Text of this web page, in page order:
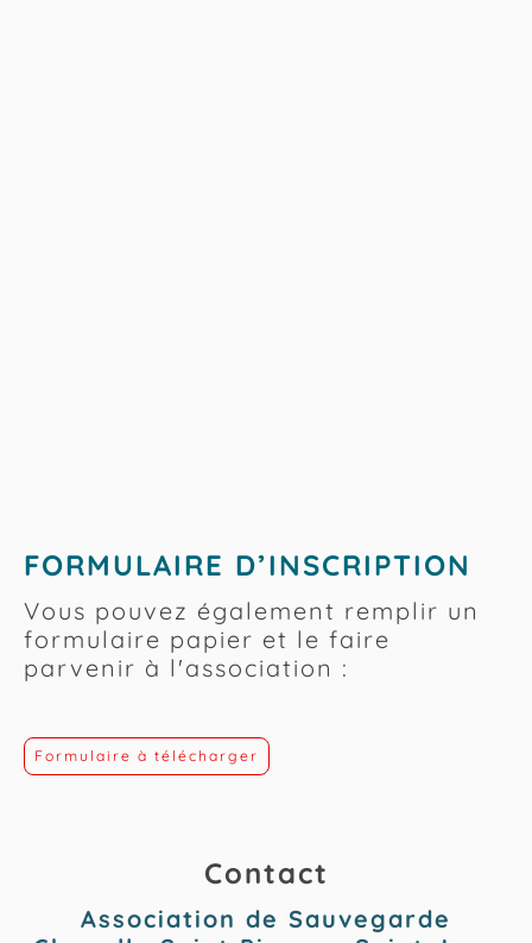
FORMULAIRE D’INSCRIPTION
Vous pouvez également remplir un
formulaire papier et le faire
parvenir à l'association :
Formulaire à télécharger
Contact
Association de Sauvegarde